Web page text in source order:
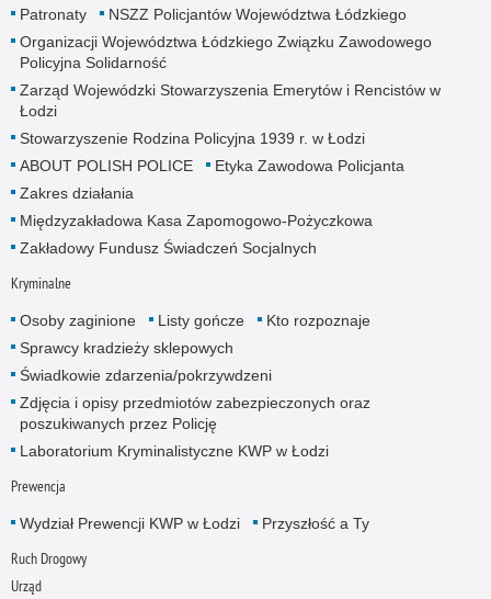
Patronaty
NSZZ Policjantów Województwa Łódzkiego
Organizacji Województwa Łódzkiego Związku Zawodowego
Policyjna Solidarność
Zarząd Wojewódzki Stowarzyszenia Emerytów i Rencistów w
Łodzi
Stowarzyszenie Rodzina Policyjna 1939 r. w Łodzi
ABOUT POLISH POLICE
Etyka Zawodowa Policjanta
Zakres działania
Międzyzakładowa Kasa Zapomogowo-Pożyczkowa
Zakładowy Fundusz Świadczeń Socjalnych
Kryminalne
Osoby zaginione Listy gończe
Kto rozpoznaje
Sprawcy kradzieży sklepowych
Świadkowie zdarzenia/pokrzywdzeni
Zdjęcia i opisy przedmiotów zabezpieczonych oraz
poszukiwanych przez Policję
Laboratorium Kryminalistyczne KWP w Łodzi
Prewencja
Wydział Prewencji KWP w Łodzi Przyszłość a Ty
Ruch Drogowy
Urząd